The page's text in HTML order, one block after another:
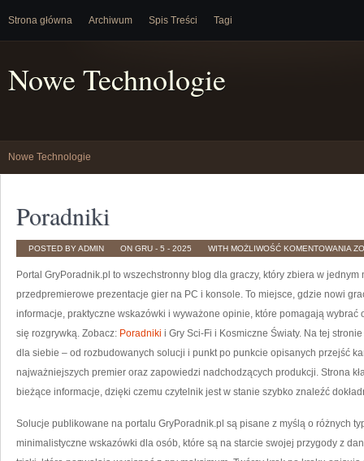
Strona główna Archiwum Spis Treści Tagi
Nowe Technologie
Nowe Technologie
Poradniki
POSTED BY ADMIN ON GRU - 5 - 2025 WITH MOŻLIWOŚĆ KOMENTOWANIA
Portal GryPoradnik.pl to wszechstronny blog dla graczy, który zbiera w
przedpremierowe prezentacje gier na PC i konsole. To miejsce, gdzie nowi
informacje, praktyczne wskazówki i wyważone opinie, które pomagają wybrać
się rozgrywką. Zobacz: Poradniki i Gry Sci-Fi i Kosmiczne Światy. Na tej
dla siebie – od rozbudowanych solucji i punkt po punkcie opisanych przejść
najważniejszych premier oraz zapowiedzi nadchodzących produkcji. Strona
bieżące informacje, dzięki czemu czytelnik jest w stanie szybko znaleźć
Solucje publikowane na portalu GryPoradnik.pl są pisane z myślą o różnych
minimalistyczne wskazówki dla osób, które są na starcie swojej przygody z